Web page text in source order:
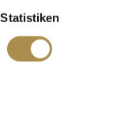
Statistiken